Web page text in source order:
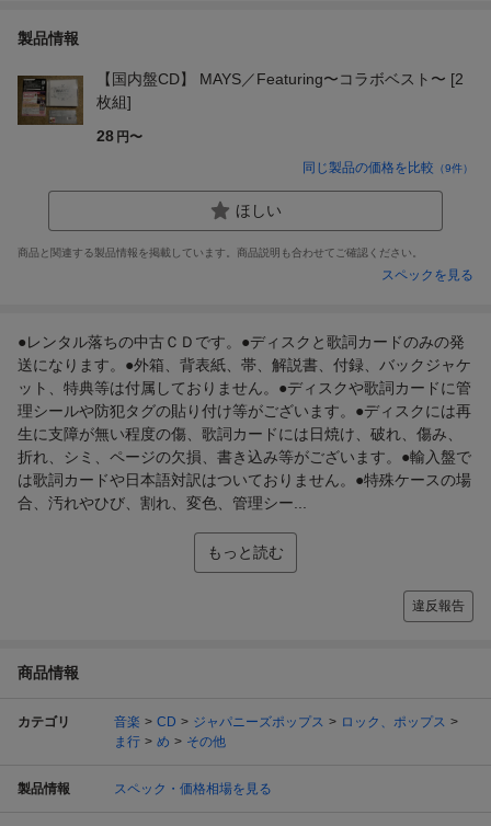
製品情報
【国内盤CD】 MAYS／Featuring〜コラボベスト〜 [2
枚組]
28 円〜
同じ製品の価格を比較 （9件）
ほしい
商品と関連する製品情報を掲載しています。商品説明も合わせてご確認ください。
スペックを見る
●レンタル落ちの中古ＣＤです。●ディスクと歌詞カードのみの発
送になります。●外箱、背表紙、帯、解説書、付録、バックジャケ
ット、特典等は付属しておりません。●ディスクや歌詞カードに管
理シールや防犯タグの貼り付け等がございます。●ディスクには再
生に支障が無い程度の傷、歌詞カードには日焼け、破れ、傷み、
折れ、シミ、ページの欠損、書き込み等がございます。●輸入盤で
は歌詞カードや日本語対訳はついておりません。●特殊ケースの場
合、汚れやひび、割れ、変色、管理シー...
もっと読む
違反報告
商品情報
カテゴリ 音楽 CD ジャパニーズポップス
ロック、ポップス
ま行
め その他
製品情報 スペック・価格相場を見る